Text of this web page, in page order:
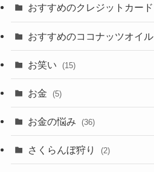
おすすめのクレジットカード
おすすめのココナッツオイル
お笑い (15)
お金 (5)
お金の悩み (36)
さくらんぼ狩り (2)